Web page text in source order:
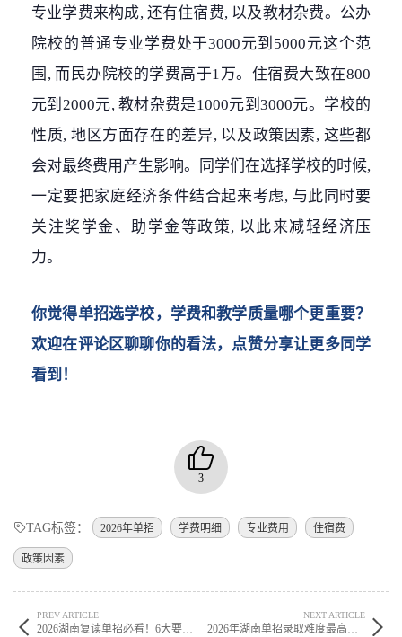
专业学费来构成, 还有住宿费, 以及教材杂费。公办
院校的普通专业学费处于3000元到5000元这个范
围, 而民办院校的学费高于1万。住宿费大致在800
元到2000元, 教材杂费是1000元到3000元。学校的
性质, 地区方面存在的差异, 以及政策因素, 这些都
会对最终费用产生影响。同学们在选择学校的时候,
一定要把家庭经济条件结合起来考虑, 与此同时要
关注奖学金、助学金等政策, 以此来减轻经济压
力。
你觉得单招选学校，学费和教学质量哪个更重要？
欢迎在评论区聊聊你的看法，点赞分享让更多同学
看到！
3
TAG标签： 2026年单招 学费明细 专业费用 住宿费
政策因素
PREV ARTICLE
2026湖南复读单招必看！6大要点权威排名
NEXT ARTICLE
2026年湖南单招录取难度最高的高校盘点